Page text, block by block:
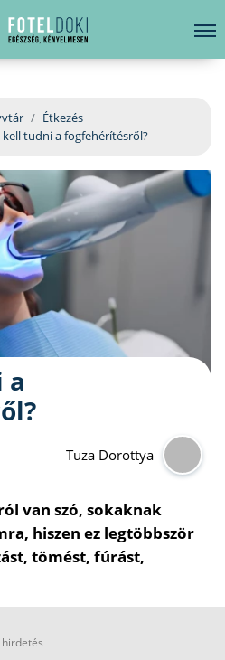
hirdetés
Étkezés
tudni a fogfehérítésről?
a
Tuza Dorottya
van szó, sokaknak
hiszen ez legtöbbször
tömést, fúrást,
hirdetés